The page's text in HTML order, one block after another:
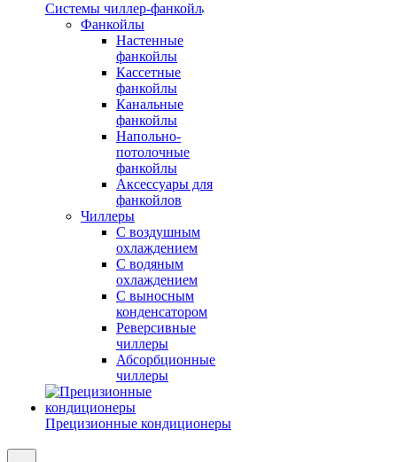
Системы чиллер-фанкойл
Фанкойлы
Настенные
фанкойлы
Кассетные
фанкойлы
Канальные
фанкойлы
Напольно-
потолочные
фанкойлы
Аксессуары для
фанкойлов
Чиллеры
С воздушным
охлаждением
С водяным
охлаждением
С выносным
конденсатором
Реверсивные
чиллеры
Абсорбционные
чиллеры
Прецизионные кондиционеры